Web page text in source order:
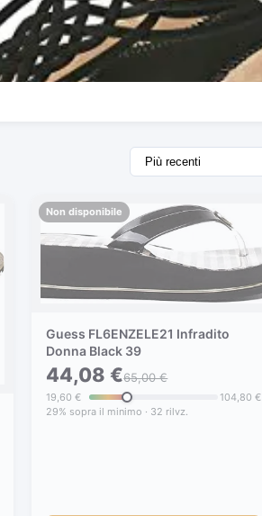
Non disponibile
Guess FL6ENZELE21 Infradito
Donna Black 39
44,08 €65,00 €
19,60 €
104,80 €
29% sopra il minimo · 32 rilvz.